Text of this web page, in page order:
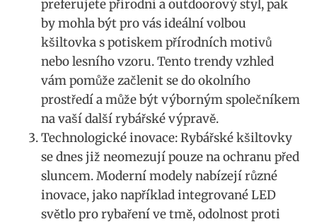
⁢preferujete⁣ přírodní​ a outdoorový styl, pak⁢
by mohla být pro vás ideální‍ volbou
kšiltovka s⁤ potiskem přírodních⁢ motivů
nebo lesního vzoru. ⁤Tento trendy vzhled
vám pomůže ‌začlenit se do ⁤okolního
prostředí a může být výborným​ společníkem
na vaší další rybářské výpravě.
Technologické inovace: Rybářské kšiltovky
se dnes již⁣ neomezují pouze na ochranu před
sluncem. ⁣Moderní modely nabízejí různé‌
inovace, jako například integrované LED
světlo pro rybaření ve tmě, odolnost proti